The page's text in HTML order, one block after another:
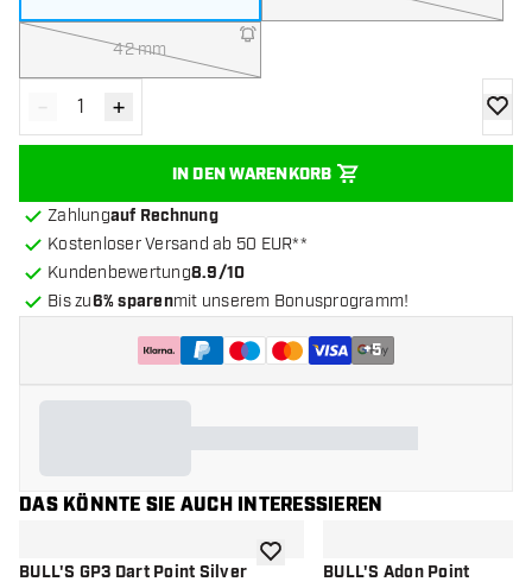
42 mm
Menge verringern
- Menge erhöhen
+
IN DEN WARENKORB
Zur
Zahlungauf Rechnung
Kostenloser Versand ab 50 EUR**
Kundenbewertung8.9/10
Bis zu6% sparenmit unserem Bonusprogramm!
+5
DAS KÖNNTE SIE AUCH INTERESSIEREN
BULL'S GP3 Dart Point Silver Zur Wunschliste hinzufügen
BULL'S Adon Point